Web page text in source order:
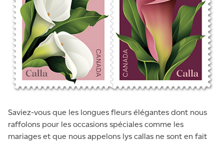
Saviez-vous que les longues fleurs élégantes dont nous
raffolons pour les occasions spéciales comme les
mariages et que nous appelons lys callas ne sont en fait